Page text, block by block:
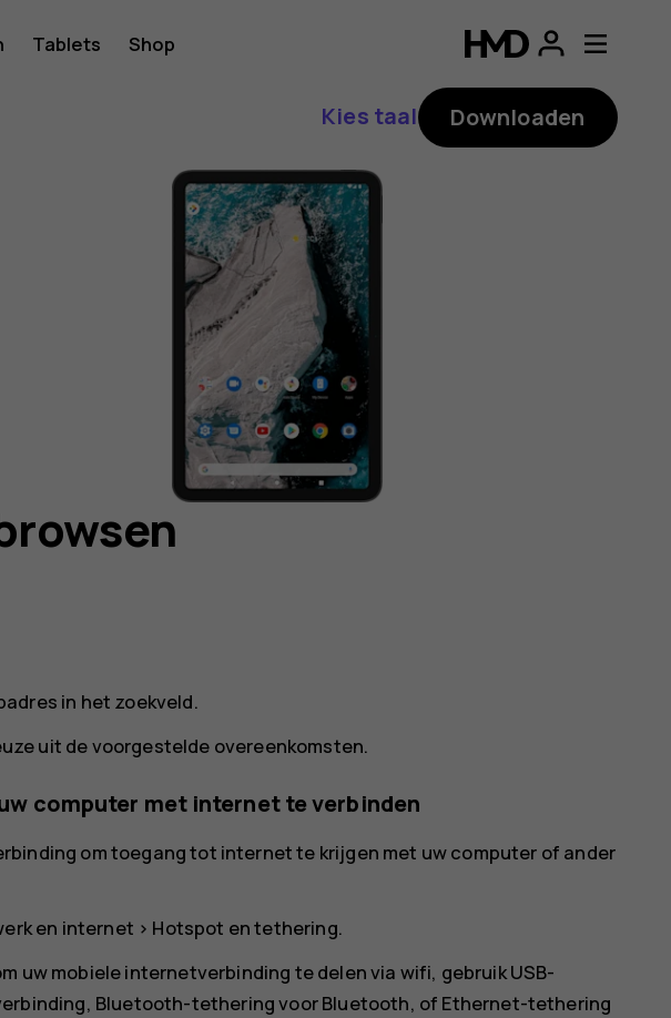
Tablets Shop
Kies taal Downloaden
in het zoekveld.
uit de voorgestelde overeenkomsten.
computer met internet te verbinden
om toegang tot internet te krijgen met uw computer of ander
en internet > Hotspot en tethering.
uw mobiele internetverbinding te delen via wifi, gebruikUSB-
Bluetooth-tetheringvoor Bluetooth, of Ethernet-tethering